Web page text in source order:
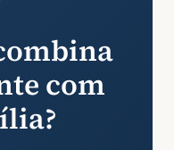
com